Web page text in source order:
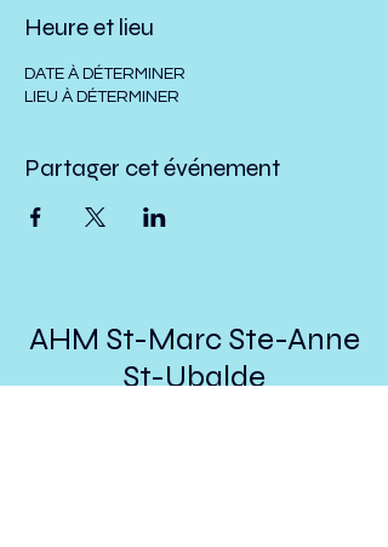
Heure et lieu
DATE À DÉTERMINER
LIEU À DÉTERMINER
Partager cet événement
AHM St-Marc Ste-Anne
St-Ubalde